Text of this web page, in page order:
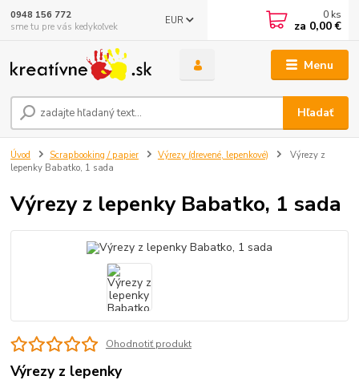
Menu
EUR
Hľadať
0948 156 772
sme tu pre vás kedykoľvek
0 ks
za 0,00 €
Úvod Scrapbooking / papier Výrezy (drevené, lepenkové)
Výrezy z
lepenky Babatko, 1 sada
Výrezy z lepenky Babatko, 1 sada
Ohodnotiť produkt
Výrezy z lepenky